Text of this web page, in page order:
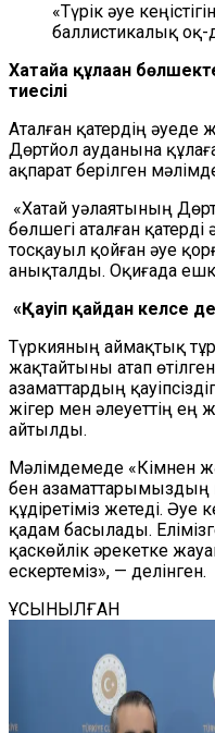
«Түрік әуе
баллистикалық
Хатайға құлаған
тиесілі
Аталған қатердің
Дөртйол ауданына
ақпарат берілген
«Хатай уәлаятының
бөлшегі аталған
тосқауыл қойған әуе
анықталды. Оқиғада
«Қауіп қайдан келсе
Түркияның аймақтық
жақтайтыны атап
азаматтардың
жігер мен әлеуеттің ең
айтылды.
Мәлімдемеде «Кімнен
бен азаматтарымыздың
құдіретіміз жетеді. Әуе
қадам басылады.
қаскөйлік әрекетке
ескертеміз», — делінген.
ҰСЫНЫЛҒАН